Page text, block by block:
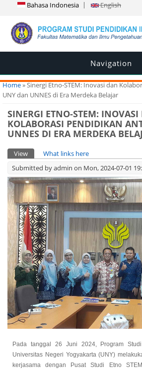
Bahasa Indonesia English
Navigation
You are here
Home» Sinergi Etno-STEM: Inovasi dan
UNY dan UNNES di Era Merdeka Belajar
SINERGI ETNO-STEM: INOVASI
KOLABORASI PENDIDIKAN
UNNES DI ERA MERDEKA
Primary tabs
View (active tab)
What links here
Submitted byadmin on Mon, 2024-07-01
Pada tanggal 26 Juni 2024, Program
Universitas Negeri Yogyakarta (UNY)
kerjasama dengan Pusat Studi Etno